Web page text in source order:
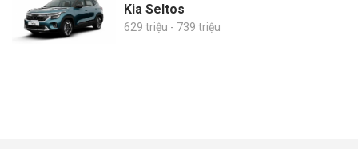
Kia Seltos
629 triệu - 739 triệu